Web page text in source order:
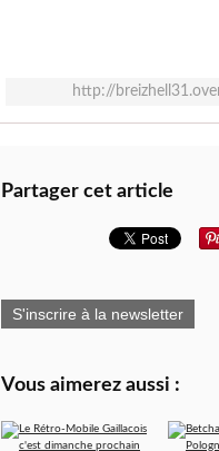
http://
Partager cet article
S'inscrire à la newsletter
Vous aimerez aussi :